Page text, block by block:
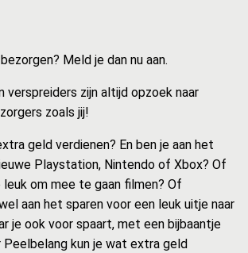
Meld je dan nu aan.
verspreiders zijn altijd opzoek naar
zoals jij!
geld verdienen? En ben je aan het
Playstation, Nintendo of Xbox? Of
leuk om mee te gaan filmen? Of
aan het sparen voor een leuk uitje naar
je ook voor spaart, met een bijbaantje
Peelbelang kun je wat extra geld